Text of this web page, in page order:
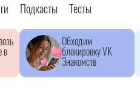
Подкасты Тесты
в
Обходим
блокировку VK
Знакомств